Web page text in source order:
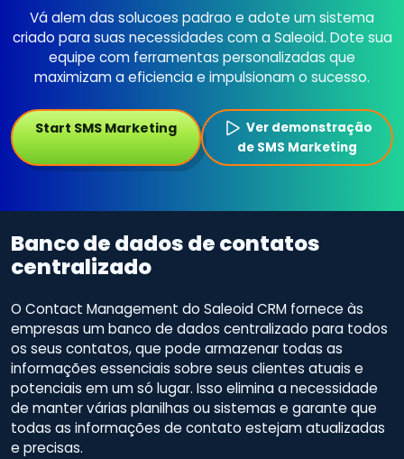
Vá alem das solucoes padrao e adote um sistema
criado para suas necessidades com a Saleoid. Dote sua
equipe com ferramentas personalizadas que
maximizam a eficiencia e impulsionam o sucesso.
Start SMS Marketing
Ver demonstração
de SMS Marketing
Banco de dados de contatos
centralizado
O Contact Management do Saleoid CRM fornece às
empresas um banco de dados centralizado para todos
os seus contatos, que pode armazenar todas as
informações essenciais sobre seus clientes atuais e
potenciais em um só lugar. Isso elimina a necessidade
de manter várias planilhas ou sistemas e garante que
todas as informações de contato estejam atualizadas
e precisas.